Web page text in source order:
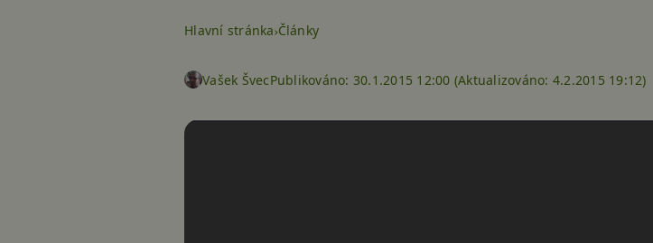
Hlavní stránka Články
Vašek ŠvecPublikováno: 30.1.2015 12:00 (Aktualizováno: 4.2.2015 19:12)